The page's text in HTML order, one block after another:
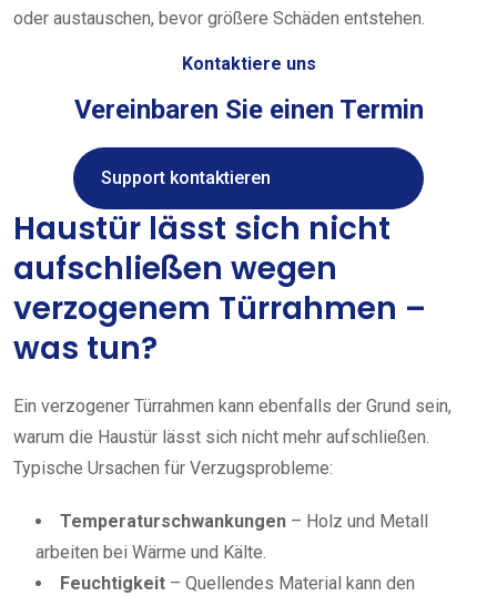
oder austauschen, bevor größere Schäden entstehen.
Kontaktiere uns
Vereinbaren Sie einen Termin
Support kontaktieren
Haustür lässt sich nicht
aufschließen wegen
verzogenem Türrahmen –
was tun?
Ein verzogener Türrahmen kann ebenfalls der Grund sein,
warum die Haustür lässt sich nicht mehr aufschließen.
Typische Ursachen für Verzugsprobleme:
Temperaturschwankungen – Holz und Metall
arbeiten bei Wärme und Kälte.
Feuchtigkeit – Quellendes Material kann den